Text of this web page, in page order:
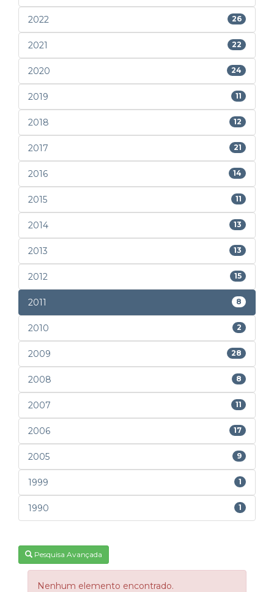
2022 26
2021 22
2020 24
2019 11
2018 12
2017 21
2016 14
2015 11
2014 13
2013 13
2012 15
2011 8
2010 2
2009 28
2008 8
2007 11
2006 17
2005 9
1999 1
1990 1
Pesquisa Avançada
Nenhum elemento encontrado.